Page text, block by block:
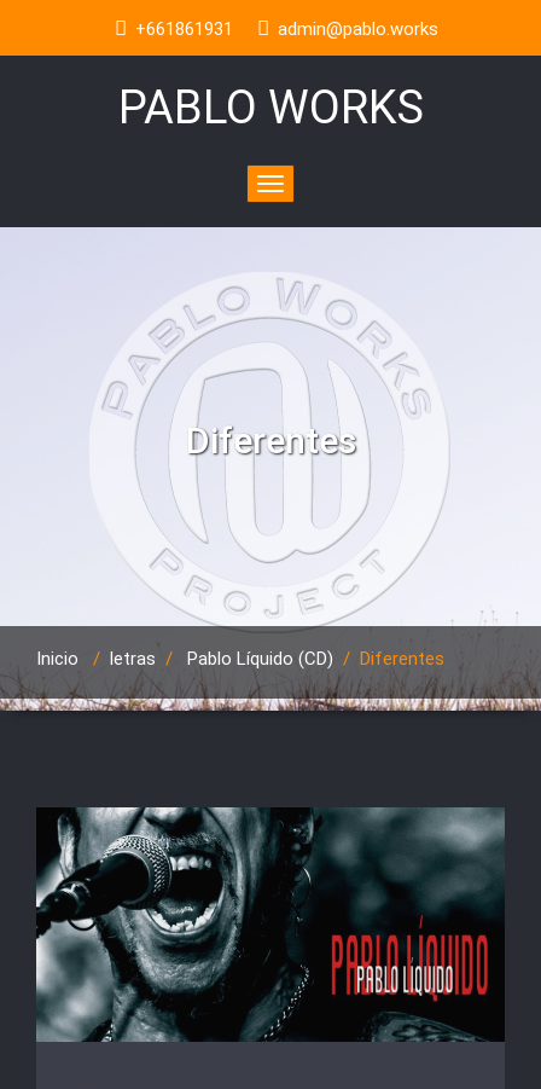
+661861931 admin@pablo.works
PABLO WORKS
Toggle
navigation
Diferentes
Inicio / letras / Pablo Líquido (CD) / Diferentes